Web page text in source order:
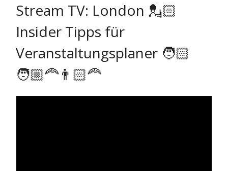
Stream TV: London 💂🏻
Insider Tipps für
Veranstaltungsplaner 🧑🏻
🧑🏼‍🦰👨🏻‍🦰